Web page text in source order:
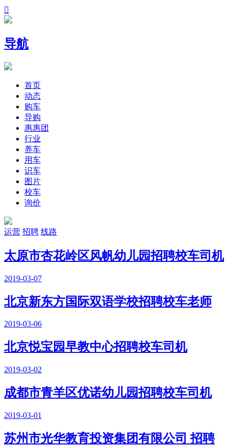

导航
首页
动态
购车
导购
惠惠团
行业
养车
用车
识车
图片
校车
询价
运营 招聘 线路
太原市杏花岭区风帆幼儿园招聘校车司机
2019-03-07
北京新东方国际双语学校招聘校车老师
2019-03-06
北京悦宝园早教中心招聘校车司机
2019-03-02
成都市青羊区优诺幼儿园招聘校车司机
2019-03-01
苏州市光华教育投资集团有限公司 招聘